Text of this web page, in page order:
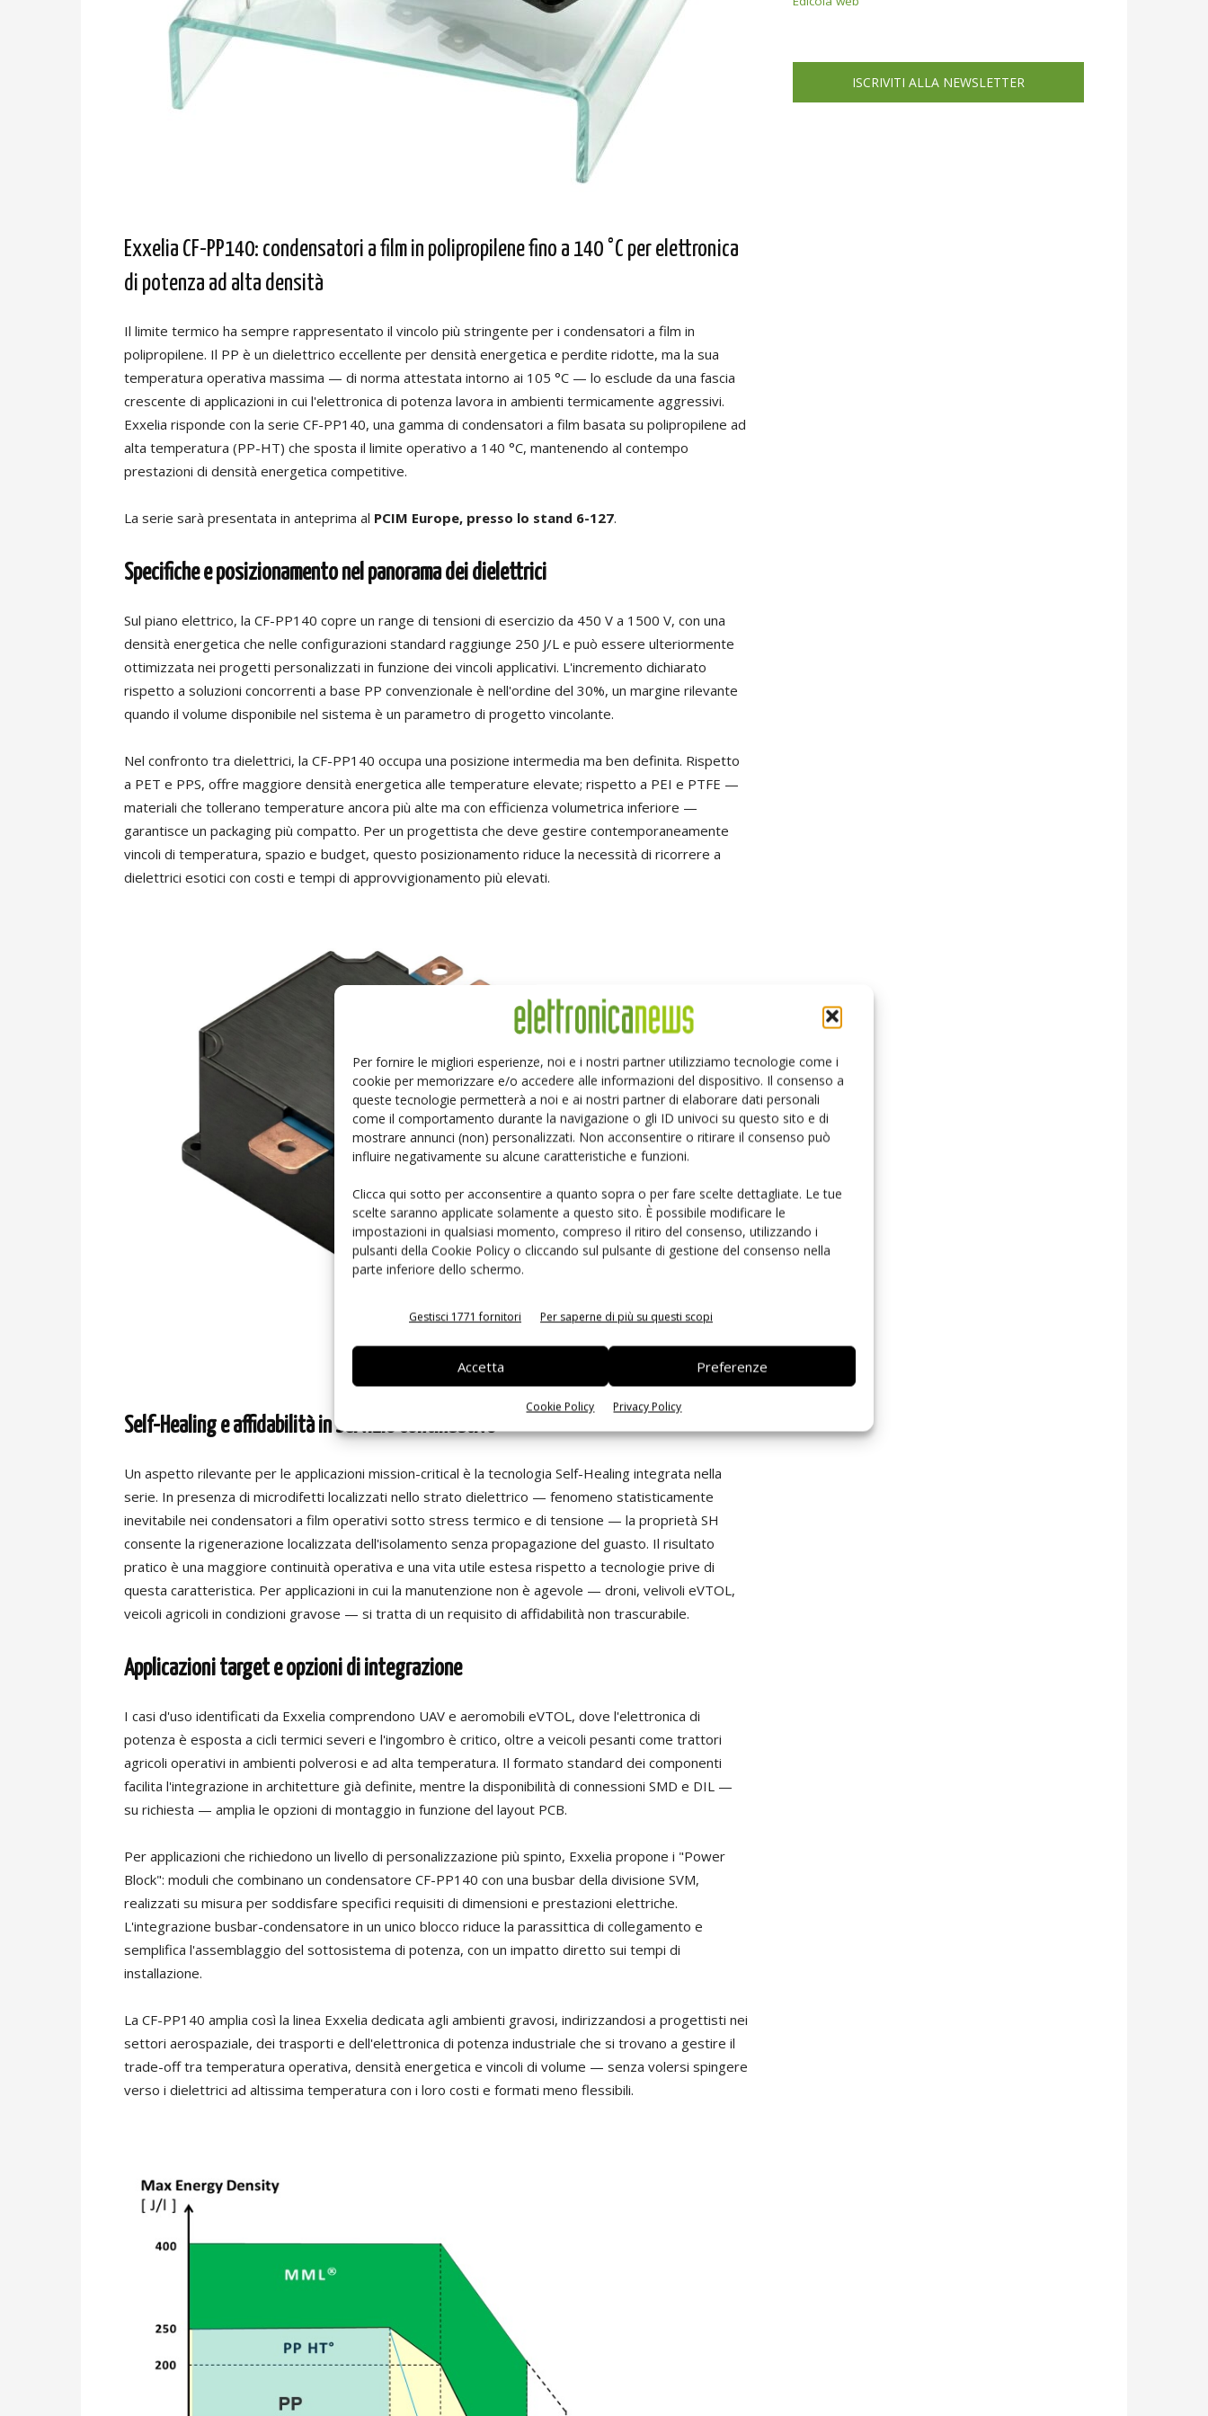
Per fornire le migliori esperienze, noi e i nostri partner utilizziamo tecnologie come i
cookie per memorizzare e/o accedere alle informazioni del dispositivo. Il consenso a
queste tecnologie permetterà a noi e ai nostri partner di elaborare dati personali
come il comportamento durante la navigazione o gli ID univoci su questo sito e di
mostrare annunci (non) personalizzati. Non acconsentire o ritirare il consenso può
influire negativamente su alcune caratteristiche e funzioni.
Clicca qui sotto per acconsentire a quanto sopra o per fare scelte dettagliate. Le tue
scelte saranno applicate solamente a questo sito. È possibile modificare le
impostazioni in qualsiasi momento, compreso il ritiro del consenso, utilizzando i
pulsanti della Cookie Policy o cliccando sul pulsante di gestione del consenso nella
parte inferiore dello schermo.
Gestisci 1771 fornitori Per saperne di più su questi scopi
Accetta Preferenze
Cookie Policy Privacy Policy
Exxelia CF-PP140: condensatori a film in polipropilene fino a 140 °C per elettronica
di potenza ad alta densità
Il limite termico ha sempre rappresentato il vincolo più stringente per i condensatori a film in
polipropilene. Il PP è un dielettrico eccellente per densità energetica e perdite ridotte, ma la sua
temperatura operativa massima — di norma attestata intorno ai 105 °C — lo esclude da una fascia
crescente di applicazioni in cui l'elettronica di potenza lavora in ambienti termicamente aggressivi.
Exxelia risponde con la serie CF-PP140, una gamma di condensatori a film basata su polipropilene ad
alta temperatura (PP-HT) che sposta il limite operativo a 140 °C, mantenendo al contempo
prestazioni di densità energetica competitive.
La serie sarà presentata in anteprima al PCIM Europe, presso lo stand 6-127.
Specifiche e posizionamento nel panorama dei dielettrici
Sul piano elettrico, la CF-PP140 copre un range di tensioni di esercizio da 450 V a 1500 V, con una
densità energetica che nelle configurazioni standard raggiunge 250 J/L e può essere ulteriormente
ottimizzata nei progetti personalizzati in funzione dei vincoli applicativi. L'incremento dichiarato
rispetto a soluzioni concorrenti a base PP convenzionale è nell'ordine del 30%, un margine rilevante
quando il volume disponibile nel sistema è un parametro di progetto vincolante.
Nel confronto tra dielettrici, la CF-PP140 occupa una posizione intermedia ma ben definita. Rispetto
a PET e PPS, offre maggiore densità energetica alle temperature elevate; rispetto a PEI e PTFE —
materiali che tollerano temperature ancora più alte ma con efficienza volumetrica inferiore —
garantisce un packaging più compatto. Per un progettista che deve gestire contemporaneamente
vincoli di temperatura, spazio e budget, questo posizionamento riduce la necessità di ricorrere a
dielettrici esotici con costi e tempi di approvvigionamento più elevati.
Self-Healing e affidabilità in servizio continuativo
Un aspetto rilevante per le applicazioni mission-critical è la tecnologia Self-Healing integrata nella
serie. In presenza di microdifetti localizzati nello strato dielettrico — fenomeno statisticamente
inevitabile nei condensatori a film operativi sotto stress termico e di tensione — la proprietà SH
consente la rigenerazione localizzata dell'isolamento senza propagazione del guasto. Il risultato
pratico è una maggiore continuità operativa e una vita utile estesa rispetto a tecnologie prive di
questa caratteristica. Per applicazioni in cui la manutenzione non è agevole — droni, velivoli eVTOL,
veicoli agricoli in condizioni gravose — si tratta di un requisito di affidabilità non trascurabile.
Applicazioni target e opzioni di integrazione
I casi d'uso identificati da Exxelia comprendono UAV e aeromobili eVTOL, dove l'elettronica di
potenza è esposta a cicli termici severi e l'ingombro è critico, oltre a veicoli pesanti come trattori
agricoli operativi in ambienti polverosi e ad alta temperatura. Il formato standard dei componenti
facilita l'integrazione in architetture già definite, mentre la disponibilità di connessioni SMD e DIL —
su richiesta — amplia le opzioni di montaggio in funzione del layout PCB.
Per applicazioni che richiedono un livello di personalizzazione più spinto, Exxelia propone i "Power
Block": moduli che combinano un condensatore CF-PP140 con una busbar della divisione SVM,
realizzati su misura per soddisfare specifici requisiti di dimensioni e prestazioni elettriche.
L'integrazione busbar-condensatore in un unico blocco riduce la parassittica di collegamento e
semplifica l'assemblaggio del sottosistema di potenza, con un impatto diretto sui tempi di
installazione.
La CF-PP140 amplia così la linea Exxelia dedicata agli ambienti gravosi, indirizzandosi a progettisti nei
settori aerospaziale, dei trasporti e dell'elettronica di potenza industriale che si trovano a gestire il
trade-off tra temperatura operativa, densità energetica e vincoli di volume — senza volersi spingere
verso i dielettrici ad altissima temperatura con i loro costi e formati meno flessibili.
ISCRIVITI ALLA NEWSLETTER